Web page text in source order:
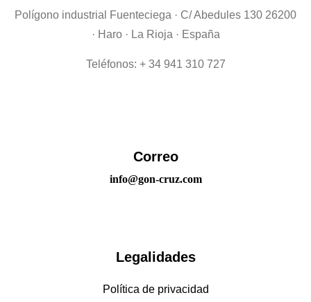
Polígono industrial Fuenteciega · C/ Abedules 130 26200
· Haro · La Rioja · España
Teléfonos: + 34 941 310 727
Correo
info@gon-cruz.com
Legalidades
Política de privacidad